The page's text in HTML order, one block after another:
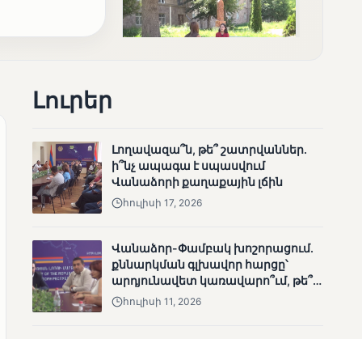
որոշում կայացնող
ՄՈՒՆԵՏԻԿ
Լուրեր
Լողավազա՞ն, թե՞ շատրվաններ.
ի՞նչ ապագա է սպասվում
Վանաձորի քաղաքային լճին
հուլիսի 17, 2026
Վանաձոր-Փամբակ խոշորացում.
քննարկման գլխավոր հարցը՝
արդյունավետ կառավարո՞ւմ, թե՞
քաղաքական նպատակ
հուլիսի 11, 2026